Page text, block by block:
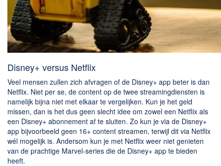
Disney+ versus Netflix
Veel mensen zullen zich afvragen of de Disney+ app beter is dan
Netflix. Niet per se, de content op de twee streamingdiensten is
namelijk bijna niet met elkaar te vergelijken. Kun je het geld
missen, dan is het dus geen slecht idee om zowel een Netflix als
een Disney+ abonnement af te sluiten. Zo kun je via de Disney+
app bijvoorbeeld geen 16+ content streamen, terwijl dit via Netflix
wél mogelijk is. Andersom kun je met Netflix weer niet genieten
van de prachtige Marvel-series die de Disney+ app te bieden
heeft.